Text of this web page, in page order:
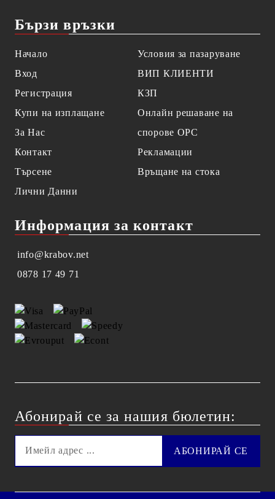
Бързи връзки
Начало
Вход
Регистрация
Купи на изплащане
За Нас
Контакт
Търсене
Лични Данни
Условия за пазаруване
ВИП КЛИЕНТИ
КЗП
Онлайн решаване на
спорове OPC
Рекламации
Връщане на стока
Информация за контакт
info@krabov.net
0878 17 49 71
Абонирай се за нашия бюлетин: